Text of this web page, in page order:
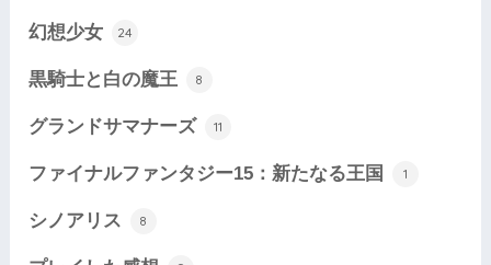
幻想少女 24
黒騎士と白の魔王 8
グランドサマナーズ 11
ファイナルファンタジー15：新たなる王国 1
シノアリス 8